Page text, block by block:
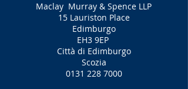
Maclay Murray & Spence LLP
15 Lauriston Place
Edimburgo
EH3 9EP
Città di Edimburgo
Scozia
0131 228 7000